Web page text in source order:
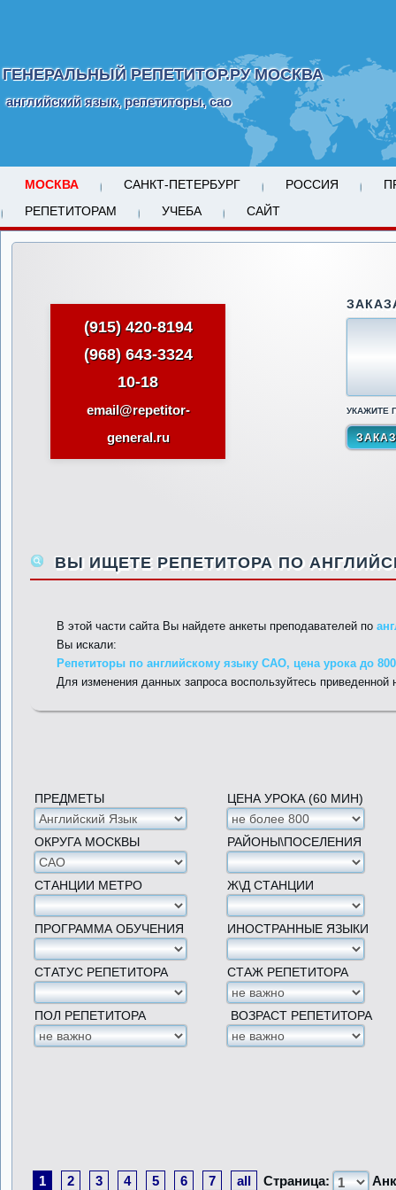
ГЕНЕРАЛЬНЫЙ РЕПЕТИТОР.РУ МОСКВА
английский язык, репетиторы, сао
МОСКВА САНКТ-ПЕТЕРБУРГ РОССИЯ
РЕПЕТИТОРАМ
УЧЕБА САЙТ
(915) 420-8194
(968) 643-3324
10-18
email@repetitor-
general.ru
УКАЖИТЕ
ВЫ ИЩЕТЕ РЕПЕТИТОРА ПО
В этой части сайта Вы найдете анкеты преподавателей по
Вы искали:
Репетиторы по английскому языку САО, цена урока до
Для изменения данных запроса воспользуйтесь
ПРЕДМЕТЫ ЦЕНА УРОКА (60 МИН)
ОКРУГА МОСКВЫ РАЙОНЫ\ПОСЕЛЕНИЯ
СТАНЦИИ МЕТРО Ж\Д СТАНЦИИ
ПРОГРАММА ОБУЧЕНИЯ ИНОСТРАННЫЕ ЯЗЫКИ
СТАТУС РЕПЕТИТОРА СТАЖ РЕПЕТИТОРА
ПОЛ РЕПЕТИТОРА ВОЗРАСТ РЕПЕТИТОРА
1 2 3 4 5 6 7 all Страница: